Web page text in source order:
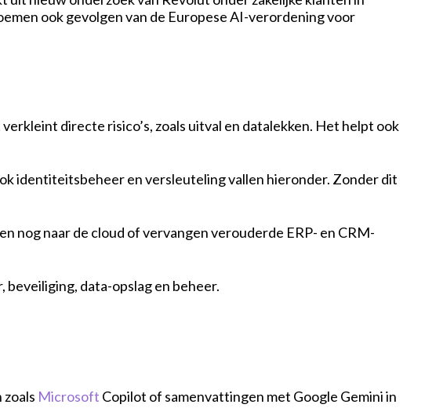
ook gevolgen van de Europese AI-verordening voor
directe risico’s, zoals uitval en datalekken. Het helpt ook
identiteitsbeheer en versleuteling vallen hieronder. Zonder dit
nog naar de cloud of vervangen verouderde ERP- en CRM-
beveiliging, data-opslag en beheer.
Microsoft Copilot of samenvattingen met Google Gemini in